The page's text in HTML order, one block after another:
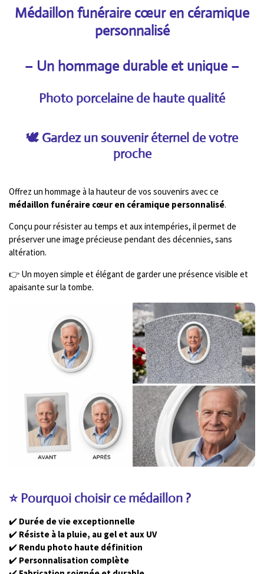
Médaillon funéraire cœur en céramique
personnalisé
– Un hommage durable et unique –
Photo porcelaine de haute qualité
🕊️ Gardez un souvenir éternel de votre
proche
Offrez un hommage à la hauteur de vos souvenirs avec ce
médaillon funéraire cœur en céramique personnalisé.
Conçu pour résister au temps et aux intempéries, il permet de
préserver une image précieuse pendant des décennies, sans
altération.
👉 Un moyen simple et élégant de garder une présence visible et
apaisante sur la tombe.
⭐ Pourquoi choisir ce médaillon ?
✔️ Durée de vie exceptionnelle
✔️ Résiste à la pluie, au gel et aux UV
✔️ Rendu photo haute définition
✔️ Personnalisation complète